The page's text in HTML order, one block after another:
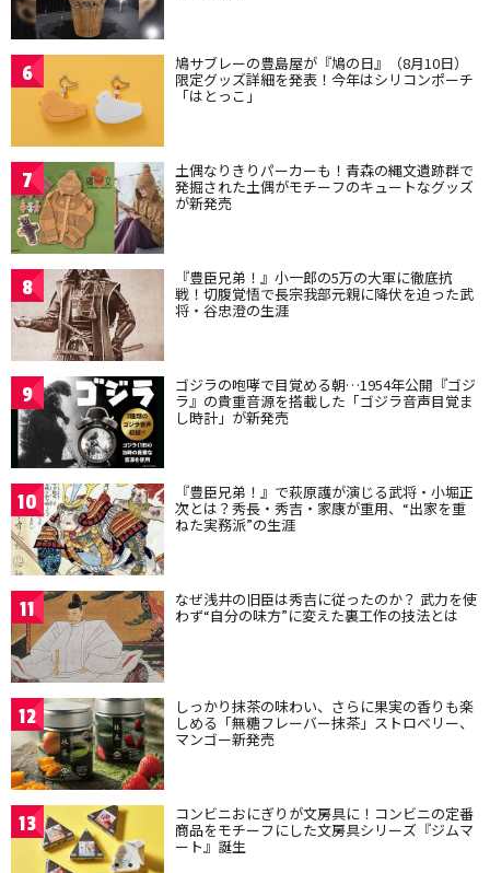
6 鳩サブレーの豊島屋が『鳩の日』（8月10日）
限定グッズ詳細を発表！今年はシリコンポーチ
「はとっこ」
7 土偶なりきりパーカーも！青森の縄文遺跡群で
発掘された土偶がモチーフのキュートなグッズ
が新発売
8 『豊臣兄弟！』小一郎の5万の大軍に徹底抗
戦！切腹覚悟で長宗我部元親に降伏を迫った武
将・谷忠澄の生涯
9 ゴジラの咆哮で目覚める朝…1954年公開『ゴジ
ラ』の貴重音源を搭載した「ゴジラ音声目覚ま
し時計」が新発売
10 『豊臣兄弟！』で萩原護が演じる武将・小堀正
次とは？秀長・秀吉・家康が重用、“出家を重
ねた実務派”の生涯
11 なぜ浅井の旧臣は秀吉に従ったのか？ 武力を使
わず“自分の味方”に変えた裏工作の技法とは
12 しっかり抹茶の味わい、さらに果実の香りも楽
しめる「無糖フレーバー抹茶」ストロベリー、
マンゴー新発売
13 コンビニおにぎりが文房具に！コンビニの定番
商品をモチーフにした文房具シリーズ『ジムマ
ート』誕生